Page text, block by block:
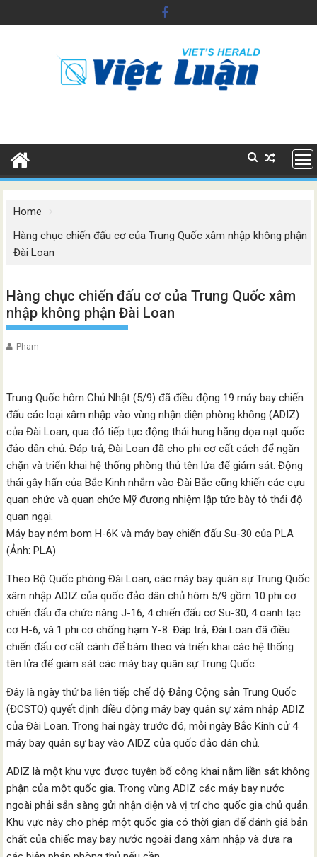
to
Home
Hàng chục chiến đấu cơ của Trung Quốc xâm nhập không phận
Đài Loan
Hàng chục chiến đấu cơ của Trung Quốc xâm
nhập không phận Đài Loan
Pham
Trung Quốc hôm Chủ Nhật (5/9) đã điều động 19 máy bay chiến
đấu các loại xâm nhập vào vùng nhận diện phòng không (ADIZ)
của Đài Loan, qua đó tiếp tục động thái hung hăng dọa nạt quốc
đảo dân chủ. Đáp trả, Đài Loan đã cho phi cơ cất cách để ngăn
chặn và triển khai hệ thống phòng thủ tên lửa để giám sát. Động
thái gây hấn của Bắc Kinh nhắm vào Đài Bắc cũng khiến các cựu
quan chức và quan chức Mỹ đương nhiệm lập tức bày tỏ thái độ
quan ngại.
Máy bay ném bom H-6K và máy bay chiến đấu Su-30 của PLA
(Ảnh: PLA)
Theo Bộ Quốc phòng Đài Loan, các máy bay quân sự Trung Quốc
xâm nhập ADIZ của quốc đảo dân chủ hôm 5/9 gồm 10 phi cơ
chiến đấu đa chức năng J-16, 4 chiến đấu cơ Su-30, 4 oanh tạc
cơ H-6, và 1 phi cơ chống hạm Y-8. Đáp trả, Đài Loan đã điều
chiến đấu cơ cất cánh để bám theo và triển khai các hệ thống
tên lửa để giám sát các máy bay quân sự Trung Quốc.
Đây là ngày thứ ba liên tiếp chế độ Đảng Cộng sản Trung Quốc
(ĐCSTQ) quyết định điều động máy bay quân sự xâm nhập ADIZ
của Đài Loan. Trong hai ngày trước đó, mỗi ngày Bắc Kinh cử 4
máy bay quân sự bay vào AIDZ của quốc đảo dân chủ.
ADIZ là một khu vực được tuyên bố công khai nằm liền sát không
phận của một quốc gia. Trong vùng ADIZ các máy bay nước
ngoài phải sẵn sàng gửi nhận diện và vị trí cho quốc gia chủ quản.
Khu vực này cho phép một quốc gia có thời gian để đánh giá bản
chất của chiếc may bay nước ngoài đang xâm nhập và đưa ra